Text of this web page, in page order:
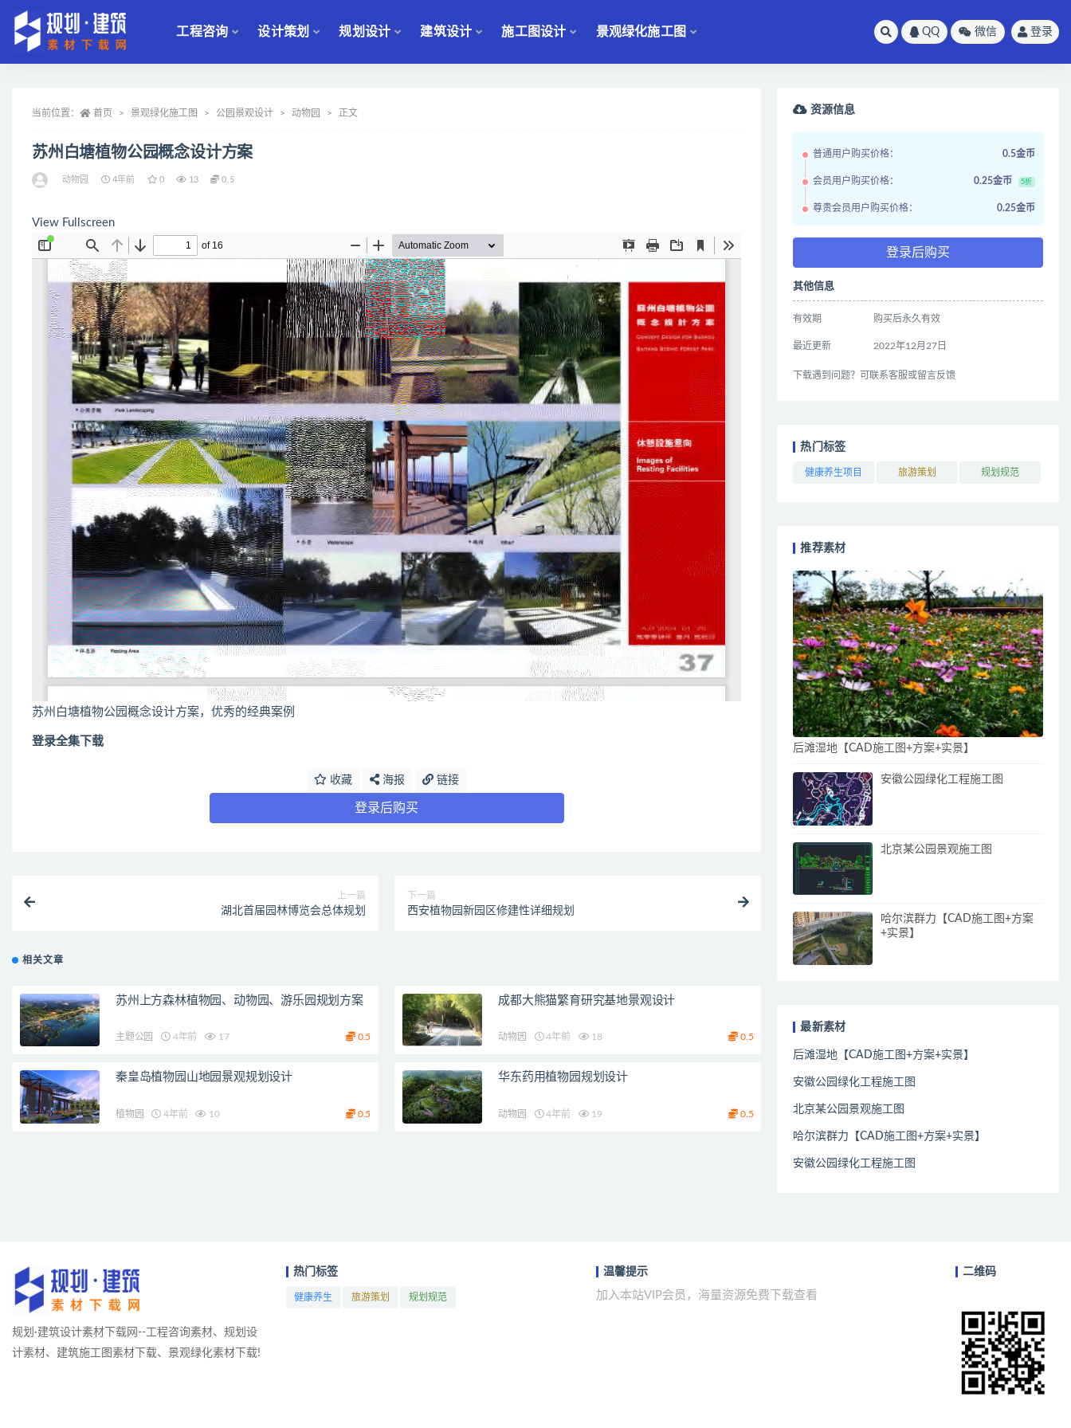
工程咨询 设计策划 规划设计 建筑设计 施工图设计 景观绿化施工图 QQ 微信 登录
当前位置： 首页 景观绿化施工图 公园景观设计 动物园 正文
苏州白塘植物公园概念设计方案
动物园 4年前 0 13 0.5
View Fullscreen
苏州白塘植物公园概念设计方案，优秀的经典案例
登录全集下载
收藏 海报 链接
登录后购买
上一篇
湖北首届园林博览会总体规划
下一篇
西安植物园新园区修建性详细规划
相关文章
苏州上方森林植物园、动物园、游乐园规划方案
主题公园 4年前 17 0.5
成都大熊猫繁育研究基地景观设计
动物园 4年前 18 0.5
秦皇岛植物园山地园景观规划设计
植物园 4年前 10 0.5
华东药用植物园规划设计
动物园 4年前 19 0.5
资源信息
普通用户购买价格： 0.5金币
会员用户购买价格： 0.25金币 5折
尊贵会员用户购买价格： 0.25金币
登录后购买
其他信息
有效期 购买后永久有效
最近更新 2022年12月27日
下载遇到问题？可联系客服或留言反馈
热门标签
健康养生项目 旅游策划 规划规范
推荐素材
后滩湿地【CAD施工图+方案+实景】
安徽公园绿化工程施工图
北京某公园景观施工图
哈尔滨群力【CAD施工图+方案
+实景】
最新素材
后滩湿地【CAD施工图+方案+实景】
安徽公园绿化工程施工图
北京某公园景观施工图
哈尔滨群力【CAD施工图+方案+实景】
安徽公园绿化工程施工图
规划·建筑设计素材下载网--工程咨询素材、规划设
计素材、建筑施工图素材下载、景观绿化素材下载!
热门标签
健康养生 旅游策划 规划规范
温馨提示
加入本站VIP会员，海量资源免费下载查看
二维码